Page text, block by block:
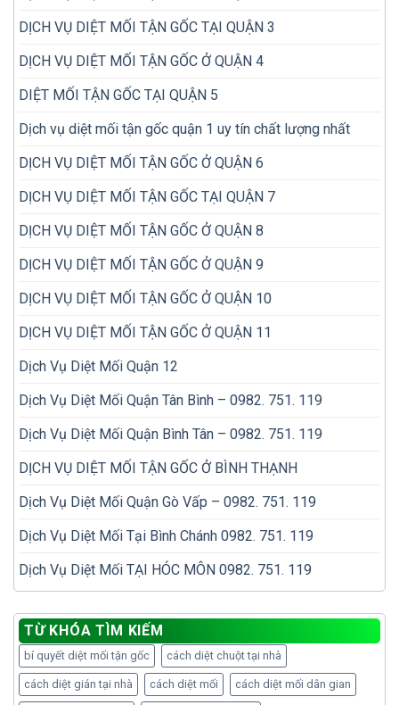
nhiều
mối
nhà
DỊCH VỤ DIỆT MỐI TẬN GỐC TẠI QUẬN 3
DỊCH VỤ DIỆT MỐI TẬN GỐC Ở QUẬN 4
DIỆT MỐI TẬN GỐC TẠI QUẬN 5
Dịch vụ diệt mối tận gốc quận 1 uy tín chất lượng nhất
DỊCH VỤ DIỆT MỐI TẬN GỐC Ở QUẬN 6
DỊCH VỤ DIỆT MỐI TẬN GỐC TẠI QUẬN 7
DỊCH VỤ DIỆT MỐI TẬN GỐC Ở QUẬN 8
DỊCH VỤ DIỆT MỐI TẬN GỐC Ở QUẬN 9
DỊCH VỤ DIỆT MỐI TẬN GỐC Ở QUẬN 10
DỊCH VỤ DIỆT MỐI TẬN GỐC Ở QUẬN 11
Dịch Vụ Diệt Mối Quận 12
Dịch Vụ Diệt Mối Quận Tân Bình – 0982. 751. 119
Dịch Vụ Diệt Mối Quận Bình Tân – 0982. 751. 119
DỊCH VỤ DIỆT MỐI TẬN GỐC Ở BÌNH THẠNH
Dịch Vụ Diệt Mối Quận Gò Vấp – 0982. 751. 119
Dịch Vụ Diệt Mối Tại Bình Chánh 0982. 751. 119
Dịch Vụ Diệt Mối TẠI HÓC MÔN 0982. 751. 119
TỪ KHÓA TÌM KIẾM
bí quyết diệt mối tận gốc cách diệt chuột tại nhà
cách diệt gián tại nhà cách diệt mối cách diệt mối dân gian